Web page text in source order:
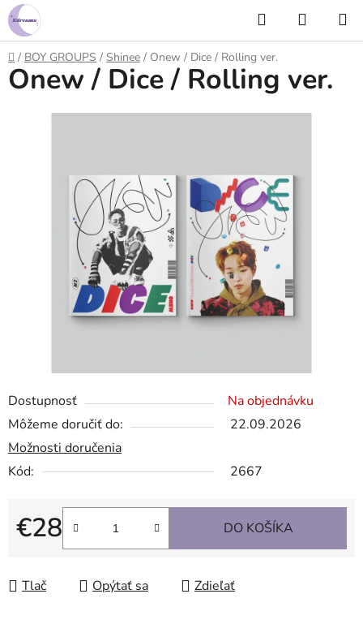
Prejsť
na
obsah
Hľadať
KOŠÍK
Domov
/ BOY GROUPS / Shinee / Onew / Dice / Rolling ver.
Dostupnosť
Na objednávku
Môžeme doručiť do:
22.09.2026
Možnosti doručenia
Kód:
2667
€28
Jednotková cena:
DO KOŠÍKA
Tlač Opýtať sa Zdieľať
Onew / Dice / Rolling ver.